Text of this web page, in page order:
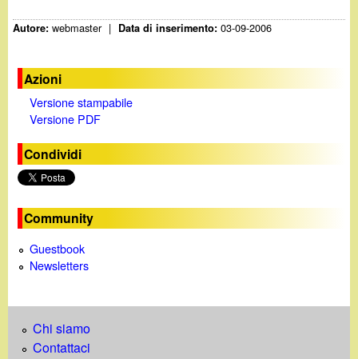
Autore:webmaster | Data di inserimento:03-09-2006
Azioni
Versione stampabile
Versione PDF
Condividi
Community
Guestbook
Newsletters
Chi siamo
Contattaci